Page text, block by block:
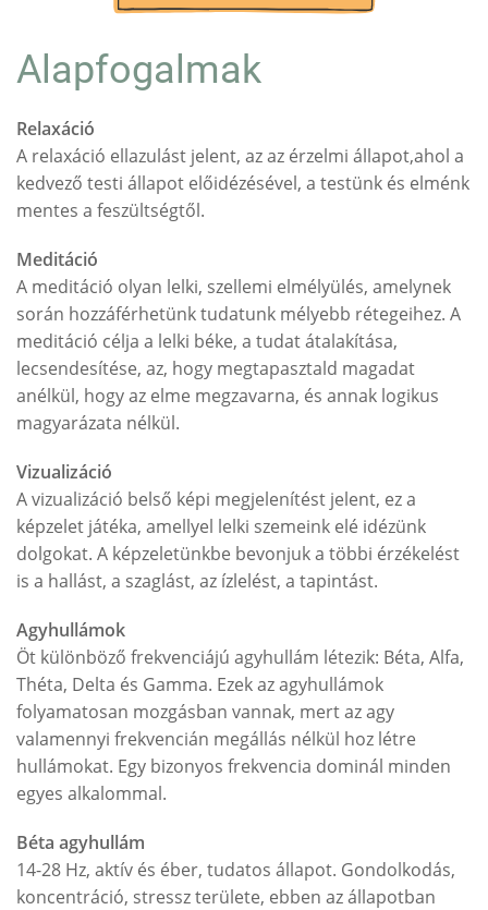
Alapfogalmak
Relaxáció
A relaxáció ellazulást jelent, az az érzelmi állapot,ahol a
kedvező testi állapot előidézésével, a testünk és elménk
mentes a feszültségtől.
Meditáció
A meditáció olyan lelki, szellemi elmélyülés, amelynek
során hozzáférhetünk tudatunk mélyebb rétegeihez. A
meditáció célja a lelki béke, a tudat átalakítása,
lecsendesítése, az, hogy megtapasztald magadat
anélkül, hogy az elme megzavarna, és annak logikus
magyarázata nélkül.
Vizualizáció
A vizualizáció belső képi megjelenítést jelent, ez a
képzelet játéka, amellyel lelki szemeink elé idézünk
dolgokat. A képzeletünkbe bevonjuk a többi érzékelést
is a hallást, a szaglást, az ízlelést, a tapintást.
Agyhullámok
Öt különböző frekvenciájú agyhullám létezik: Béta, Alfa,
Théta, Delta és Gamma. Ezek az agyhullámok
folyamatosan mozgásban vannak, mert az agy
valamennyi frekvencián megállás nélkül hoz létre
hullámokat. Egy bizonyos frekvencia dominál minden
egyes alkalommal.
Béta agyhullám
14-28 Hz, aktív és éber, tudatos állapot. Gondolkodás,
koncentráció, stressz területe, ebben az állapotban